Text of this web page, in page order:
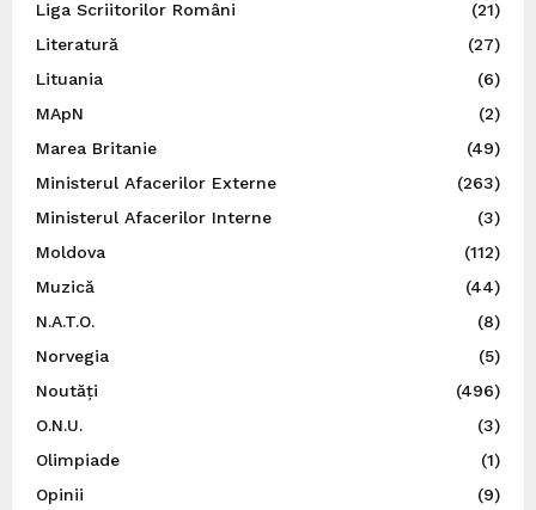
Liga Scriitorilor Români
(21)
Literatură
(27)
Lituania
(6)
MApN
(2)
Marea Britanie
(49)
Ministerul Afacerilor Externe
(263)
Ministerul Afacerilor Interne
(3)
Moldova
(112)
Muzică
(44)
N.A.T.O.
(8)
Norvegia
(5)
Noutăți
(496)
O.N.U.
(3)
Olimpiade
(1)
Opinii
(9)